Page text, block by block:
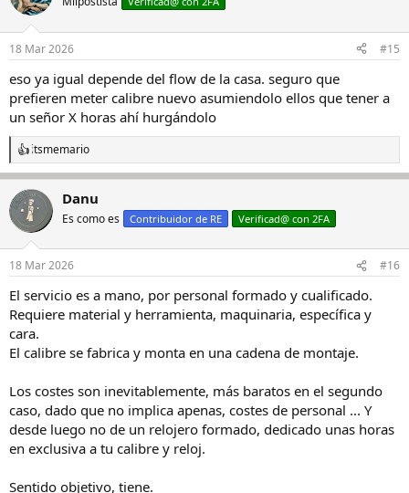
i
e
:
18 Mar 2026 #15
eso ya igual depende del flow de la casa. seguro que
prefieren meter calibre nuevo asumiendolo ellos que tener a
un señor X horas ahí hurgándolo
R
e
a
c
c
i
n
e
s
:
itsmemario
Danu
Es como es Contribuidor de RE Verificad@ con 2FA
18 Mar 2026 #16
El servicio es a mano, por personal formado y cualificado.
Requiere material y herramienta, maquinaria, específica y
cara.
El calibre se fabrica y monta en una cadena de montaje.
Los costes son inevitablemente, más baratos en el segundo
caso, dado que no implica apenas, costes de personal ... Y
desde luego no de un relojero formado, dedicado unas horas
en exclusiva a tu calibre y reloj.
Sentido objetivo, tiene.